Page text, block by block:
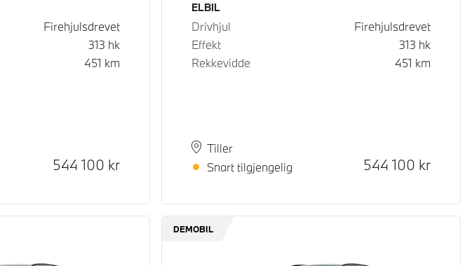
Firehjulsdrevet
313 hk
451 km
Kontantpris
544 100 kr
Drivstoff
ELBIL
Drivhjul
Firehjulsdrevet
Effekt
313 hk
Rekkevidde
451 km
PlassTiller
Leveringstid
Snart tilgjengelig
Kontantpris
544 100 kr
DEMOBIL